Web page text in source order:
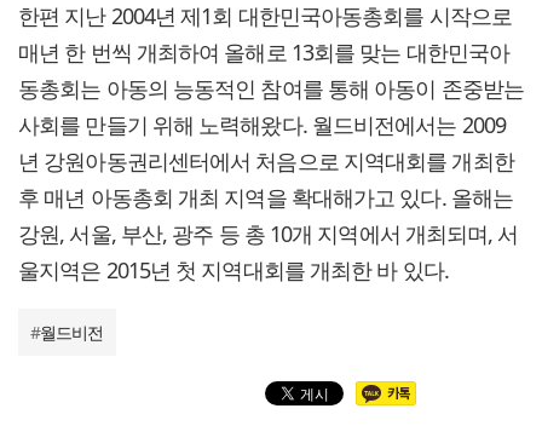
한편 지난 2004년 제1회 대한민국아동총회를 시작으로
매년 한 번씩 개최하여 올해로 13회를 맞는 대한민국아
동총회는 아동의 능동적인 참여를 통해 아동이 존중받는
사회를 만들기 위해 노력해왔다. 월드비전에서는 2009
년 강원아동권리센터에서 처음으로 지역대회를 개최한
후 매년 아동총회 개최 지역을 확대해가고 있다. 올해는
강원, 서울, 부산, 광주 등 총 10개 지역에서 개최되며, 서
울지역은 2015년 첫 지역대회를 개최한 바 있다.
#월드비전